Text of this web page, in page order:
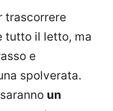
trascorrere
tutto il letto, ma
e
spolverata.
un